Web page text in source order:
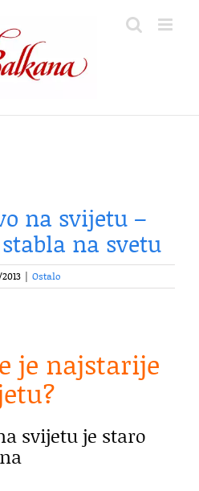
na svijetu –
na svetu
Ostalo
je najstarije
svijetu je staro